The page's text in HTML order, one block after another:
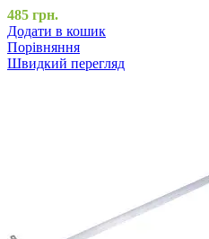
485 грн.
Додати в кошик
Порівняння
Швидкий перегляд